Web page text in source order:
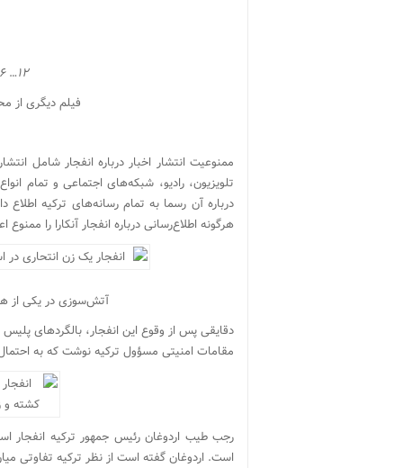
۱۲ …۶
فیلم دیگری از
ممنوعیت انتشار اخبار درباره انفجار شامل
تلویزیون، رادیو، شبکه‌های اجتماعی و تمام
درباره آن رسما به تمام رسانه‌های ترکیه
هرگونه اطلاع‌رسانی درباره انفجار آنکارا را ممنوع
آتش‌سوزی در یکی از
دقایقی پس از وقوع این انفجار، بالگردهای پلیس
مقامات امنیتی مسؤول ترکیه نوشت که به
رجب طیب اردوغان رئیس جمهور ترکیه انفجار
است. اردوغان گفته است از نظر ترکیه تفاوتی